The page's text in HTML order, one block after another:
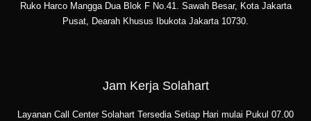
Ruko Harco Mangga Dua Blok F No.41. Sawah Besar, Kota Jakarta
Pusat, Dearah Khusus Ibukota Jakarta 10730.
Jam Kerja Solahart
Layanan Call Center Solahart Tersedia Setiap Hari mulai Pukul 07.00